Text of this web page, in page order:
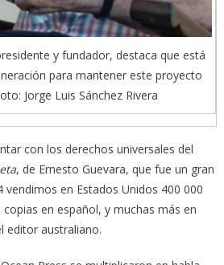
y fundador, destaca que está
para mantener este proyecto
Jorge Luis Sánchez Rivera
con los derechos universales del
, de Ernesto Guevara, que fue un gran
vendimos en Estados Unidos 400 000
en español, y muchas más en
editor australiano.